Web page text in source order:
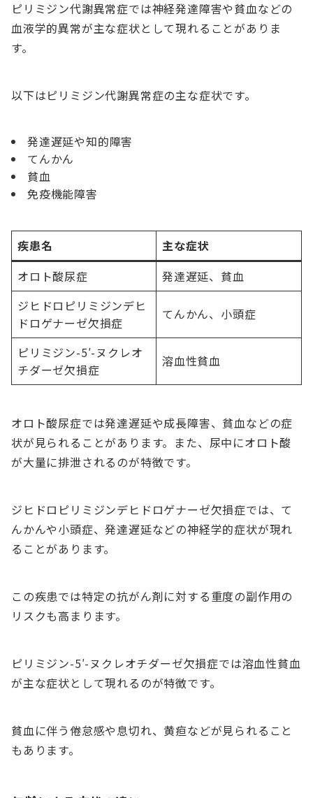
ピリミジン代謝異常症では神経発達障害や貧血などの
血液学的異常が主な症状として現れることがありま
す。
以下はピリミジン代謝異常症の主な症状です。
発達遅延や知的障害
てんかん
貧血
免疫機能障害
疾患名
主な症状
オロト酸尿症
発達遅延、貧血
ジヒドロピリミジンデヒ
ドロゲナーゼ欠損症
てんかん、小頭症
ピリミジン-5′-ヌクレオ
チダーゼ欠損症
溶血性貧血
オロト酸尿症では発達遅延や成長障害、貧血などの症
状が見られることがあります。また、尿中にオロト酸
が大量に排泄されるのが特徴です。
ジヒドロピリミジンデヒドロゲナーゼ欠損症では、て
んかんや小頭症、発達遅延などの神経学的症状が現れ
ることがあります。
この疾患では特定の抗がん剤に対する重度の副作用の
リスクも高まります。
ピリミジン-5′-ヌクレオチダーゼ欠損症では溶血性貧血
が主な症状として現れるのが特徴です。
貧血に伴う倦怠感や息切れ、黄疸などが見られること
もあります。